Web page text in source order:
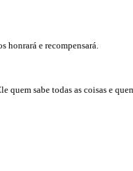
honrará e recompensará.
quem sabe todas as coisas e